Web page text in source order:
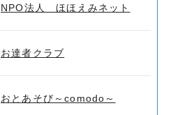
NPO法人 ほほえみネット
お達者クラブ
おとあそび～comodo～